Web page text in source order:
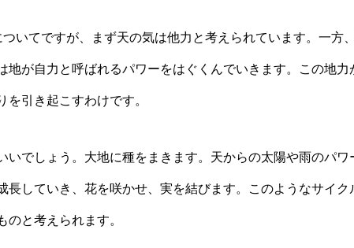
いてですが、まず天の気は他力と考えられています。一方
地が自力と呼ばれるパワーをはぐくんでいきます。この地力
を引き起こすわけです。
いでしょう。大地に種をまきます。天からの太陽や雨のパワ
長していき、花を咲かせ、実を結びます。このようなサイク
のと考えられます。
運気を高めて元気に